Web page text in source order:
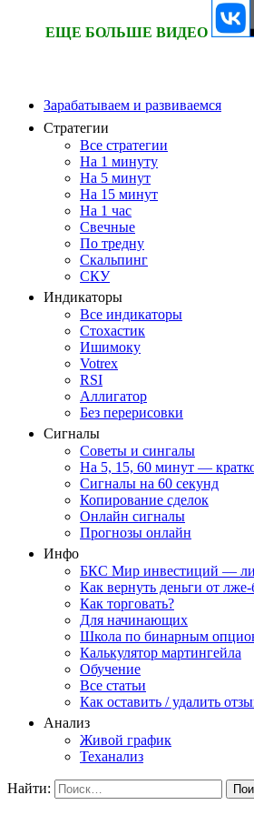
ЕЩЕ БОЛЬШЕ ВИДЕО
Зарабатываем и развиваемся
Стратегии
Все стратегии
На 1 минуту
На 5 минут
На 15 минут
На 1 час
Свечные
По тредну
Скальпинг
СКУ
Индикаторы
Все индикаторы
Стохастик
Ишимоку
Votrex
RSI
Аллигатор
Без перерисовки
Сигналы
Советы и сингалы
На 5, 15, 60 минут —
Сигналы на 60 секунд
Копирование сделок
Онлайн сигналы
Прогнозы онлайн
Инфо
БКС Мир инвестиций —
Как вернуть деньги от лже-
Как торговать?
Для начинающих
Школа по бинарным
Калькулятор мартингейла
Обучение
Все статьи
Как оставить / удалить
Анализ
Живой график
Теханализ
Найти: